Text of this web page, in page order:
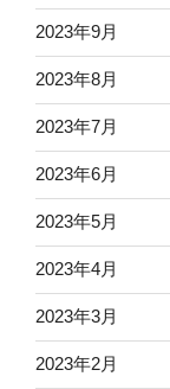
2023年9月
2023年8月
2023年7月
2023年6月
2023年5月
2023年4月
2023年3月
2023年2月